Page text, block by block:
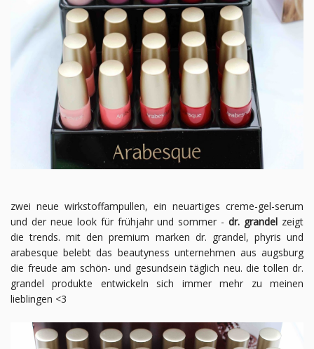
zwei neue wirkstoffampullen, ein neuartiges creme-gel-serum
und der neue look für frühjahr und sommer -dr. grandel zeigt
die trends. mit den premium marken dr. grandel, phyris und
arabesque belebt das beautyness unternehmen aus augsburg
die freude am schön- und gesundsein täglich neu. die tollen dr.
grandel produkte entwickeln sich immer mehr zu meinen
lieblingen <3